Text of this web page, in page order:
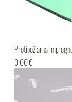
Protipožiarna
Cena
0,00 €